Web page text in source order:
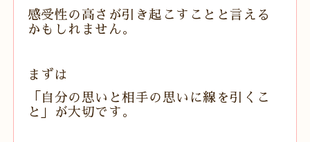
感受性の高さが引き起こすことと言える
かもしれません。
まずは
「自分の思いと相手の思いに線を引くこ
と」が大切です。